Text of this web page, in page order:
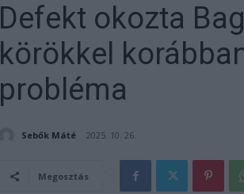
Defekt okozta
körökkel
probléma
Sebők Máté 2025. 10. 26.
Megosztás